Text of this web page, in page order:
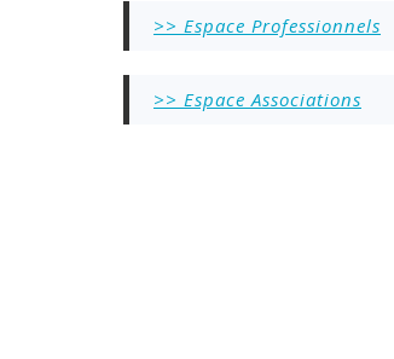
>> Espace Professionnels
>> Espace Associations